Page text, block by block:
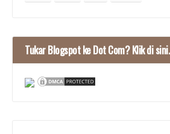
Tukar Blogspot ke Dot Com? Klik di sini.